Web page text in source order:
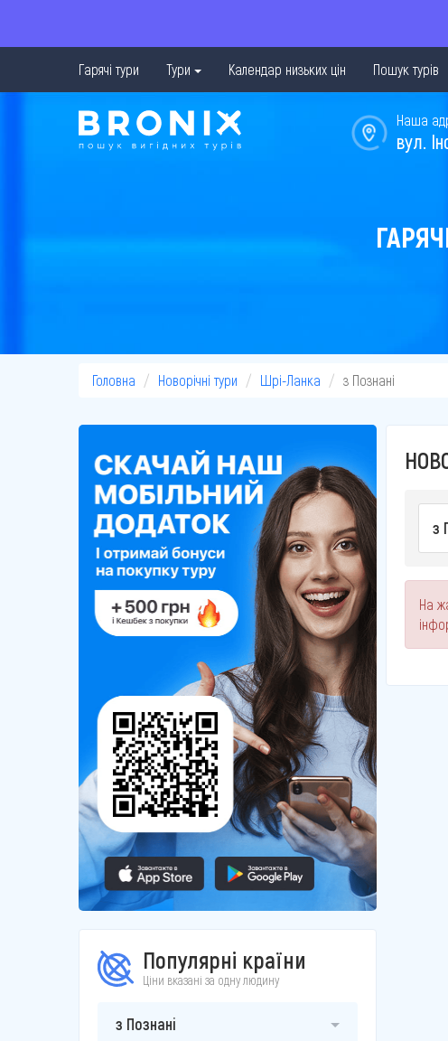
Гарячі тури Тури Календар низьких цін Пошук турів
Наша
вул.
Головна Новорічні тури Шрі-Ланка з Познані
Популярні країни
Ціни вказані за одну людину
з Познані
з
На